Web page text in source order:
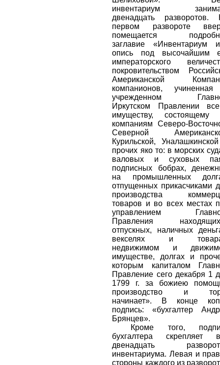
инвентариум
двенадцать разворотов.
первом развороте
помещается
заглавие «Инвентариум
опись под высочайшим
императорского
покровительством
Американской
компанионов,
учрежденном
Иркутском Правлении
имуществу, состоящему
компаниям Северо-
Северной
Курильской,
прочих яко то: в морских
валовых и суховых
подписных бобрах,
на промышленных
отпущенных прикасчиками
производства
товаров и во всех местах
управлением
Правления
отпускных, наличных
векселях и
недвижимом и
имуществе, долгах и
которым капиталом
Правление сего декабря 1
1799 г. за божиею
производство и
начинает». В конце
подпись: «бухгалтер
Брянцев».
Кроме того,
бухгалтера скрепляет
двенадцать
инвентариума. Левая и
стороны каждого из